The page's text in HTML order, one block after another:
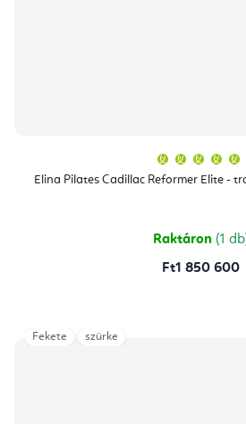
Elina Pilates Cadillac Reformer Elite -
Raktáron (1
Ft1 850 600
Fekete szürke